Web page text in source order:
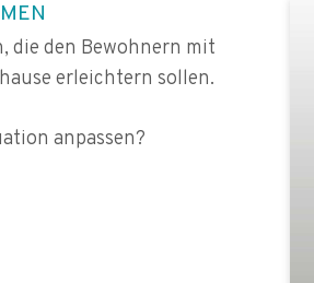
die den Bewohnern mit
erleichtern sollen.
anpassen?